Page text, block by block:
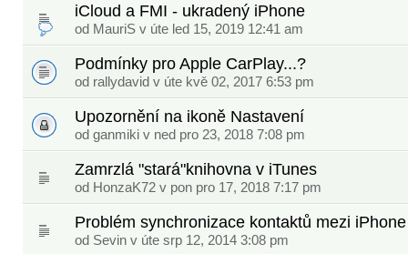
iCloud a FMI - ukradený iPhone
od MauriS v úte led 15, 2019 12:41 am
Podmínky pro Apple CarPlay...?
od rallydavid v úte kvě 02, 2017 6:53 pm
Upozornění na ikoně Nastavení
od ganmiki v ned pro 23, 2018 7:08 pm
Zamrzlá "stará"knihovna v iTunes
od HonzaK72 v pon pro 17, 2018 7:17 pm
Problém synchronizace kontaktů mezi
od Sevin v úte srp 12, 2014 3:08 pm